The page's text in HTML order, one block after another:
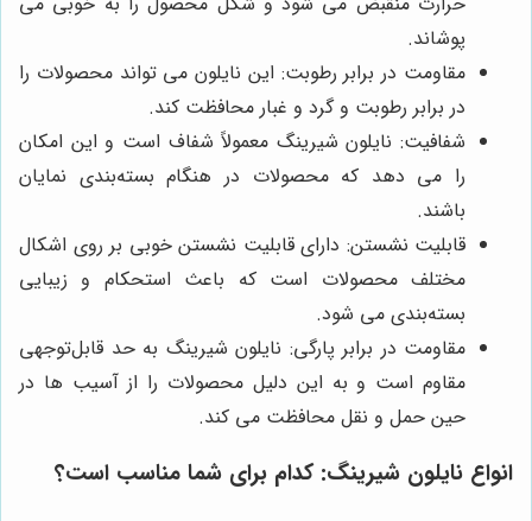
پوشاند.
مقاومت در برابر رطوبت: این نایلون می تواند محصولات را
در برابر رطوبت و گرد و غبار محافظت کند.
شفافیت: نایلون شیرینگ معمولاً شفاف است و این امکان
را می دهد که محصولات در هنگام بسته‌بندی نمایان
باشند.
قابلیت نشستن: دارای قابلیت نشستن خوبی بر روی اشکال
مختلف محصولات است که باعث استحکام و زیبایی
بسته‌بندی می شود.
مقاومت در برابر پارگی: نایلون شیرینگ به حد قابل‌توجهی
مقاوم است و به این دلیل محصولات را از آسیب ها در
حین حمل و نقل محافظت می کند.
انواع نایلون شیرینگ: کدام برای شما مناسب است؟